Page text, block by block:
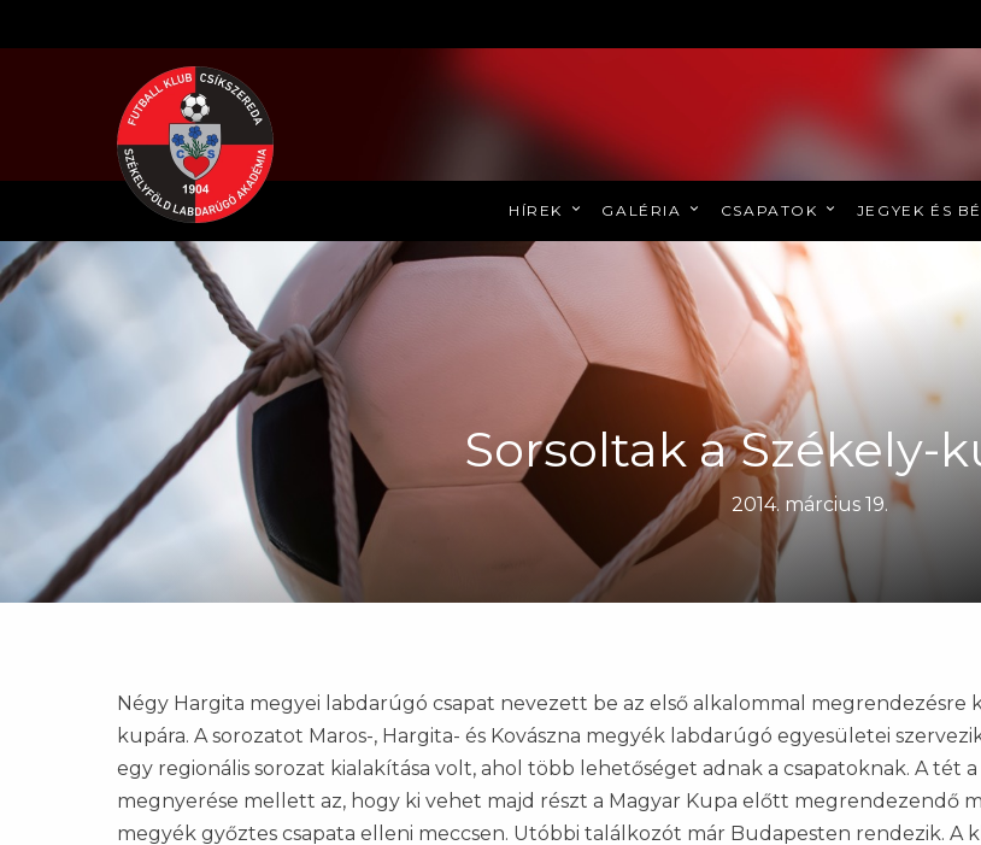
HÍREK GALÉRIA CSAPATOK JEGYEK ÉS
Sorsoltak a Székely-
2014. március 19.
Négy Hargita megyei labdarúgó csapat nevezett be az első alkalommal megrendezésre
kupára. A sorozatot Maros-, Hargita- és Kovászna megyék labdarúgó egyesületei
egy regionális sorozat kialakítása volt, ahol több lehetőséget adnak a csapatoknak. A tét
megnyerése mellett az, hogy ki vehet majd részt a Magyar Kupa előtt megrendezendő
megyék győztes csapata elleni meccsen. Utóbbi találkozót már Budapesten rendezik. A